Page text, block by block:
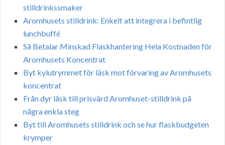
stilldrinkssmaker
Aromhusets stilldrink: Enkelt att integrera i befintlig
lunchbuffé
Så Betalar Minskad Flaskhantering Hela Kostnaden för
Aromhusets Koncentrat
Byt kylutrymmet för läsk mot förvaring av Aromhusets
koncentrat
Från dyr läsk till prisvärd Aromhuset-stilldrink på
några enkla steg
Byt till Aromhusets stilldrink och se hur flaskbudgeten
krymper